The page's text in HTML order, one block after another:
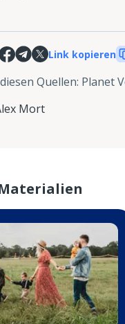
Link kopieren
Quellen: Planet
Mort